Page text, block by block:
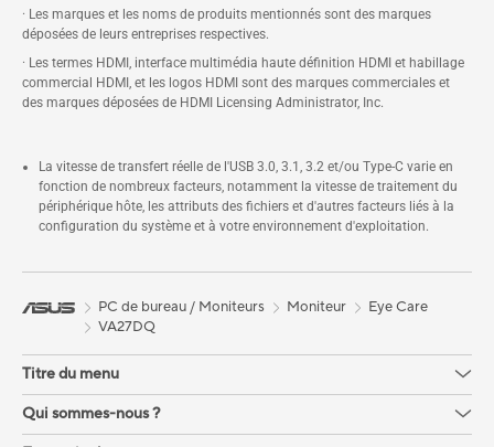
· Les marques et les noms de produits mentionnés sont des marques
déposées de leurs entreprises respectives.
· Les termes HDMI, interface multimédia haute définition HDMI et habillage
commercial HDMI, et les logos HDMI sont des marques commerciales et
des marques déposées de HDMI Licensing Administrator, Inc.
La vitesse de transfert réelle de l'USB 3.0, 3.1, 3.2 et/ou Type-C varie en
fonction de nombreux facteurs, notamment la vitesse de traitement du
périphérique hôte, les attributs des fichiers et d'autres facteurs liés à la
configuration du système et à votre environnement d'exploitation.
PC de bureau / Moniteurs Moniteur
Eye Care
VA27DQ
Titre du menu
Qui sommes-nous ?